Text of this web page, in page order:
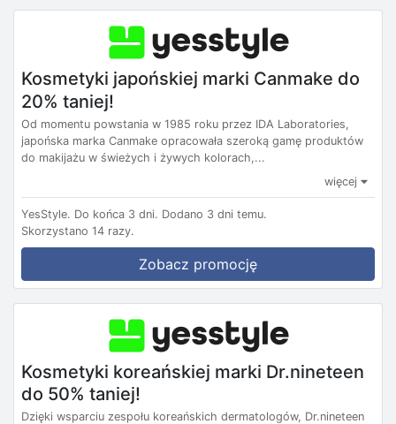
Kosmetyki japońskiej marki Canmake do
20% taniej!
Od momentu powstania w 1985 roku przez IDA Laboratories,
japońska marka Canmake opracowała szeroką gamę produktów
do makijażu w świeżych i żywych kolorach,...
więcej
YesStyle. Do końca 3 dni. Dodano 3 dni temu.
Skorzystano 14 razy.
Zobacz promocję
Kosmetyki koreańskiej marki Dr.nineteen
do 50% taniej!
Dzięki wsparciu zespołu koreańskich dermatologów, Dr.nineteen